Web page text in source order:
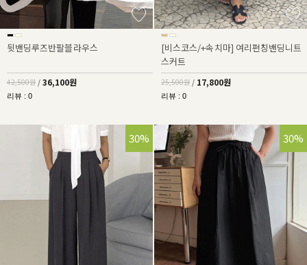
뒷밴딩루즈반팔블라우스
42,500원 / 36,100원
리뷰 : 0
[비스코스/+속치마] 여리펀칭밴딩니트
스커트
25,500원 / 17,800원
리뷰 : 0
30% 30%